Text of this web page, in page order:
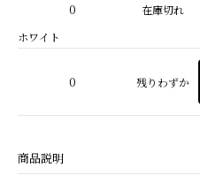
0
在庫切れ
ホワイト
0 残りわずか
商品説明